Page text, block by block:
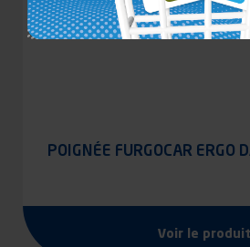
POIGNÉE FURGOCAR ERGO
Voir le produit